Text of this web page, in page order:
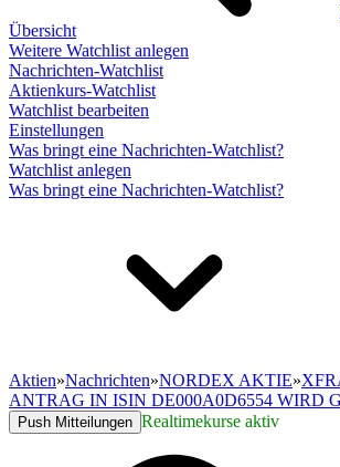
Übersicht
Weitere Watchlist anlegen
Nachrichten-Watchlist
Aktienkurs-Watchlist
Watchlist bearbeiten
Einstellungen
Was bringt eine Nachrichten-Watchlist?
Watchlist anlegen
Was bringt eine Nachrichten-Watchlist?
Aktien»Nachrichten»NORDEX AKTIE»
ANTRAG IN ISIN DE000A0D6554 WIRD
Push Mitteilungen Realtimekurse aktiv